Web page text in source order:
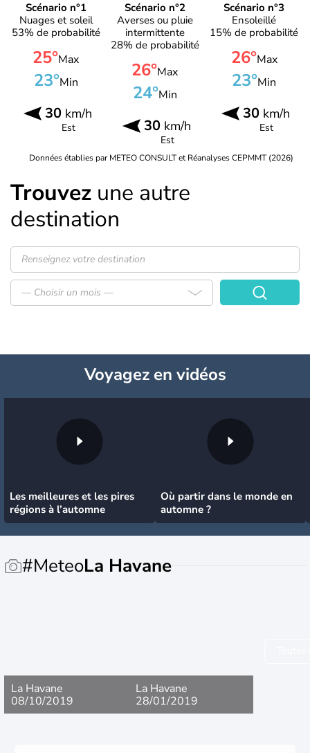
Scénario n°1
Nuages et soleil
53% de probabilité
25°Max
23°Min
30km/h
Est
Scénario n°2
Averses ou pluie
intermittente
28% de probabilité
26°Max
24°Min
30km/h
Est
Scénario n°3
Ensoleillé
15% de probabilité
26°Max
23°Min
30 km/h
Est
Données établies par METEO CONSULT et Réanalyses CEPMMT (2026)
Trouvez une autre
destination
— Choisir un mois —
Voyagezen vidéos
Les meilleures et les pires
régions à l’automne
Où partir dans le monde en
automne ?
#MeteoLa Havane
La Havane
08/10/2019
La Havane
28/01/2019